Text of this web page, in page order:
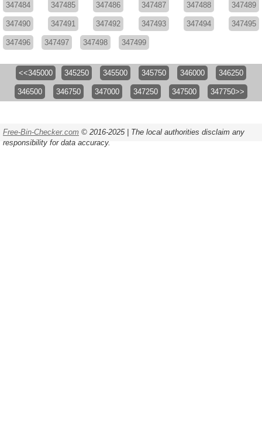
347484 347485 347486 347487 347488 347489
347490 347491 347492 347493 347494 347495
347496 347497 347498 347499
<<345000 345250 345500 345750 346000 346250
346500 346750 347000 347250 347500 347750>>
Free-Bin-Checker.com © 2016-2025 | The local authorities disclaim any
responsibility for data accuracy.